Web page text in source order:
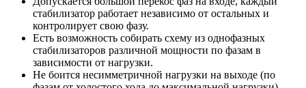
стабилизатор работает независимо от остальных и
контролирует свою фазу.
Есть возможность собирать схему из однофазных
стабилизаторов различной мощности по фазам в
зависимости от нагрузки.
Не боится несимметричной нагрузки на выходе (по